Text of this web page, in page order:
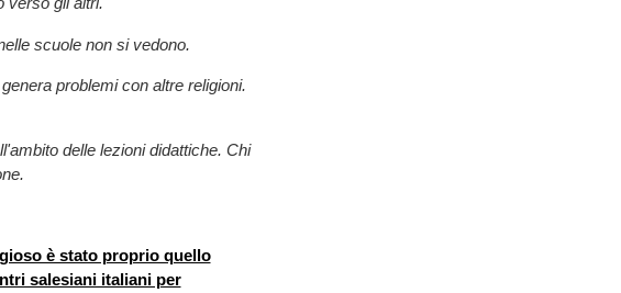
scuole non si vedono.
problemi con altre religioni.
delle lezioni didattiche. Chi
è stato proprio quello
salesiani italiani per